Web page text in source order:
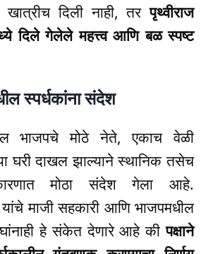
खात्रीच दिली नाही, तरपृथ्वीराज
दिले गेलेले महत्त्व आणि बळ स्पष्ट
स्पर्धकांना संदेश
भाजपचे मोठे नेते, एकाच वेळी
घरी दाखल झाल्याने स्थानिक तसेच
मोठा संदेश गेला आहे.
माजी सहकारी आणि भाजपमधील
हे संकेत देणारे आहे कीपक्षाने